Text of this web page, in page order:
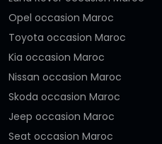
Opel occasion Maroc
Toyota occasion Maroc
Kia occasion Maroc
Nissan occasion Maroc
Skoda occasion Maroc
Jeep occasion Maroc
Seat occasion Maroc